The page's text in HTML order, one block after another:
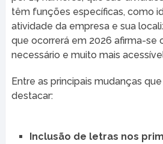
têm funções específicas, como
atividade da empresa e sua
que ocorrerá em 2026 afirma-se
necessário e muito mais
Entre as principais mudanças
destacar:
Inclusão de letras nos